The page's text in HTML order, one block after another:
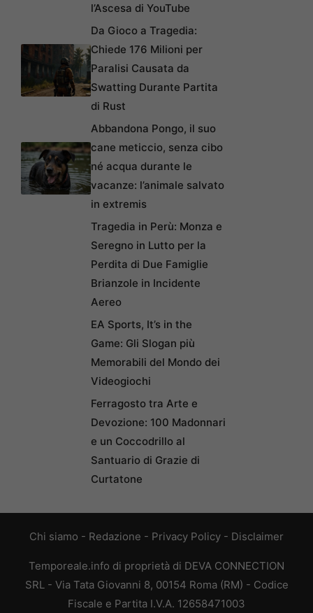
l’Ascesa di YouTube
Da Gioco a Tragedia:
Chiede 176 Milioni per
Paralisi Causata da
Swatting Durante Partita
di Rust
Abbandona Pongo, il suo
cane meticcio, senza cibo
né acqua durante le
vacanze: l’animale salvato
in extremis
Tragedia in Perù: Monza e
Seregno in Lutto per la
Perdita di Due Famiglie
Brianzole in Incidente
Aereo
EA Sports, It’s in the
Game: Gli Slogan più
Memorabili del Mondo dei
Videogiochi
Ferragosto tra Arte e
Devozione: 100 Madonnari
e un Coccodrillo al
Santuario di Grazie di
Curtatone
Chi siamo - Redazione - Privacy Policy - Disclaimer
Temporeale.info di proprietà di DEVA CONNECTION
SRL - Via Tata Giovanni 8, 00154 Roma (RM) - Codice
Fiscale e Partita I.V.A. 12658471003